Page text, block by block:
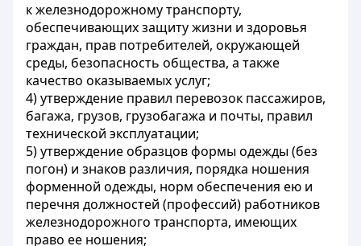
к железнодорожному транспорту,
обеспечивающих защиту жизни и здоровья
граждан, прав потребителей, окружающей
среды, безопасность общества, а также
качество оказываемых услуг;
4) утверждение правил перевозок пассажиров,
багажа, грузов, грузобагажа и почты, правил
технической эксплуатации;
5) утверждение образцов формы одежды (без
погон) и знаков различия, порядка ношения
форменной одежды, норм обеспечения ею и
перечня должностей (профессий) работников
железнодорожного транспорта, имеющих
право ее ношения;